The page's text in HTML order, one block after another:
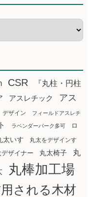
CSR
『丸柱・円柱
アスレチック
アス
デザイン フィールドアスレチ
ラベンダーパーク多可
ロ
太いす
丸太をデザインす
デザイナー 丸太椅子 丸
丸棒加工場
される木材